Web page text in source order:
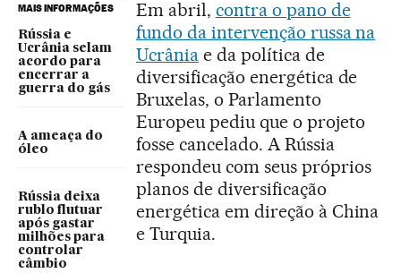
MAIS INFORMAÇÕES
Rússia e
Ucrânia selam
acordo para
encerrar a
guerra do gás
A ameaça do
óleo
Rússia deixa
rublo flutuar
após gastar
milhões para
controlar
câmbio
Em abril, contra o pano de
fundo da intervenção russa na
Ucrâniae da política de
diversificação energética de
Bruxelas, o Parlamento
Europeu pediu que o projeto
fosse cancelado. A Rússia
respondeu com seus próprios
planos de diversificação
energética em direção à China
e Turquia.